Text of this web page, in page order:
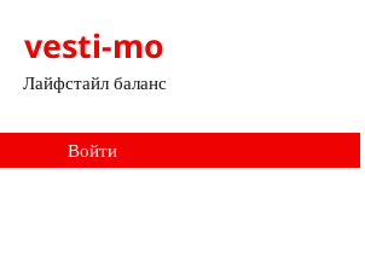
vesti-mo
Лайфстайл баланс
Войти